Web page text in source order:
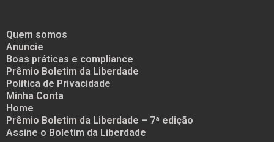
Quem somos
Anuncie
Boas práticas e compliance
Prêmio Boletim da Liberdade
Política de Privacidade
Minha Conta
Home
Prêmio Boletim da Liberdade – 7ª edição
Assine o Boletim da Liberdade